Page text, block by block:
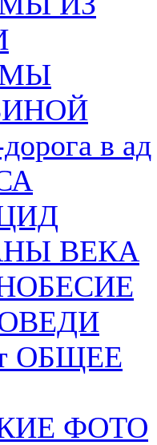
в ад
ВЕКА
ОБЩЕЕ
ФОТО